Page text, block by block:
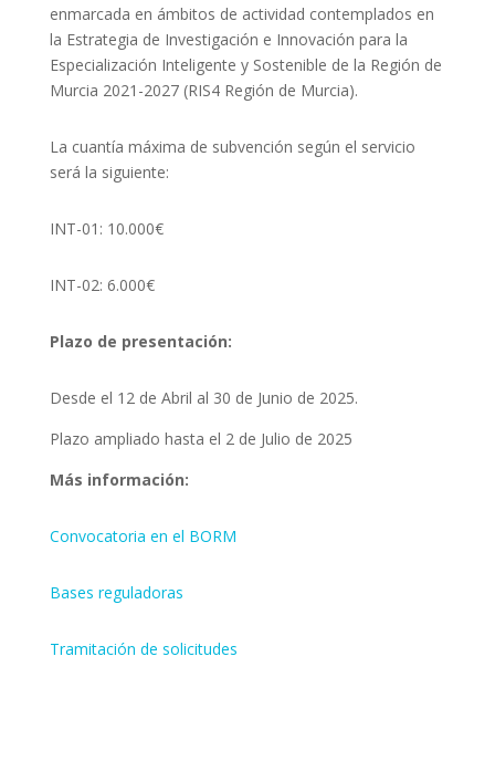
enmarcada en ámbitos de actividad contemplados en
la Estrategia de Investigación e Innovación para la
Especialización Inteligente y Sostenible de la Región de
Murcia 2021-2027 (RIS4 Región de Murcia).
La cuantía máxima de subvención según el servicio
será la siguiente:
INT-01: 10.000€
INT-02: 6.000€
Plazo de presentación:
Desde el 12 de Abril al 30 de Junio de 2025.
Plazo ampliado hasta el 2 de Julio de 2025
Más información:
Convocatoria en el BORM
Bases reguladoras
Tramitación de solicitudes